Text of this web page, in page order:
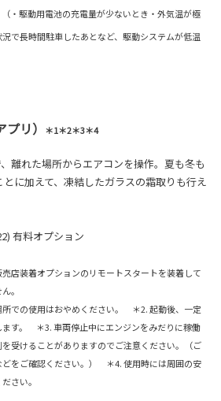
・駆動用電池の充電量が少ないとき・外気温が極
で長時間駐車したあとなど、駆動システムが低温
リ） ＊1＊2＊3＊4
、離れた場所からエアコンを操作。夏も冬も
に加えて、凍結したガラスの霜取りも行え
有料オプション
装着オプションのリモートスタートを装着して
。
所での使用はおやめください。 ＊2. 起動後、一定
す。 ＊3. 車両停止中にエンジンをみだりに稼働
受けることがありますのでご注意ください。（ご
どをご確認ください。） ＊4. 使用時には周囲の安
さい。